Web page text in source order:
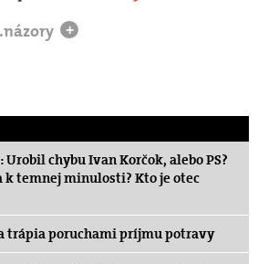
.názory +
chybu Ivan Korčok, alebo PS?
k temnej minulosti? Kto je otec
trápia poruchami príjmu potravy